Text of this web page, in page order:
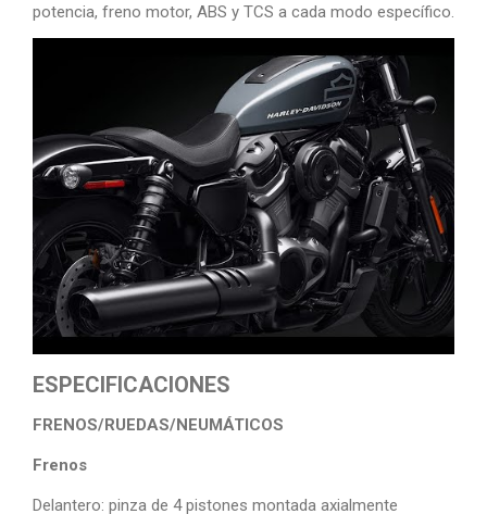
potencia, freno motor, ABS y TCS a cada modo específico.
ESPECIFICACIONES
FRENOS/RUEDAS/NEUMÁTICOS
Frenos
Delantero: pinza de 4 pistones montada axialmente